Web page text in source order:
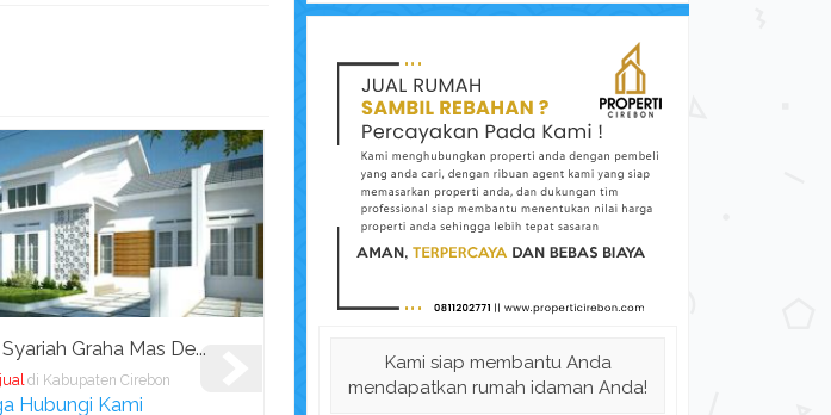
Graha Mas De...
di Kabupaten Cirebon
Hubungi Kami
Rumah Dijual di Kabupaten Cirebon
Harga Hubungi Kami
Kami siap membantu Anda
mendapatkan rumah idaman Anda!